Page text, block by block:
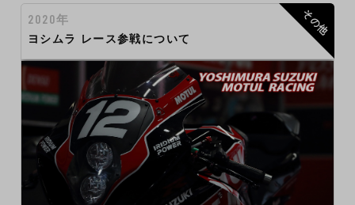
2020年
ヨシムラ レース参戦について
その他